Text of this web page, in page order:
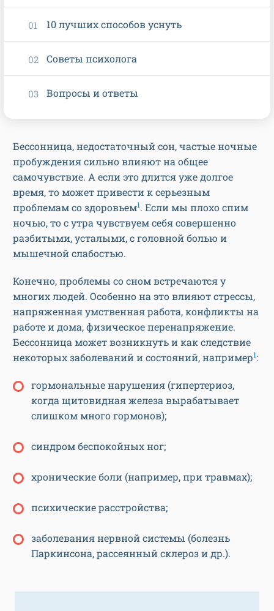
Бессонница, недостаточный сон, частые ночные
пробуждения сильно влияют на общее
самочувствие. А если это длится уже долгое
время, то может привести к серьезным
проблемам со здоровьем1. Если мы плохо спим
ночью, то с утра чувствуем себя совершенно
разбитыми, усталыми, с головной болью и
мышечной слабостью.
Конечно, проблемы со сном встречаются у
многих людей. Особенно на это влияют стрессы,
напряженная умственная работа, конфликты на
работе и дома, физическое перенапряжение.
Бессонница может возникнуть и как следствие
некоторых заболеваний и состояний, например1:
гормональные нарушения (гипертериоз,
когда щитовидная железа вырабатывает
слишком много гормонов);
синдром беспокойных ног;
хронические боли (например, при травмах);
психические расстройства;
заболевания нервной системы (болезнь
Паркинсона, рассеянный склероз и др.).
10 лучших способов уснуть
Советы психолога
Вопросы и ответы